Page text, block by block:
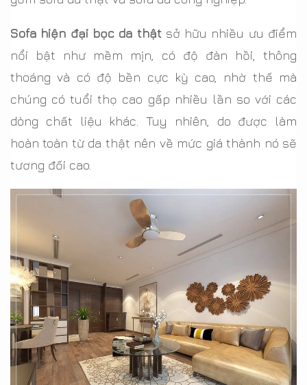
Sofa hiện đại bọc da thật sở hữu nhiều ưu điểm
nổi bật như mềm mịn, có độ đàn hồi, thông
thoáng và có độ bền cực kỳ cao, nhờ thế mà
chúng có tuổi thọ cao gấp nhiều lần so với các
dòng chất liệu khác. Tuy nhiên, do được làm
hoàn toàn từ da thật nên về mức giá thành nó sẽ
tương đối cao.